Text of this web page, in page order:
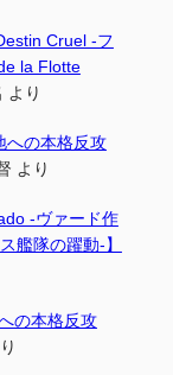
Cruel -フ
la Flotte
より
への本格反攻
より
-ヴァード作
艦隊の躍動-】
の本格反攻